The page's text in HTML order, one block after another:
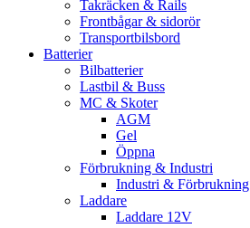
Takräcken & Rails
Frontbågar & sidorör
Transportbilsbord
Batterier
Bilbatterier
Lastbil & Buss
MC & Skoter
AGM
Gel
Öppna
Förbrukning & Industri
Industri & Förbrukning
Laddare
Laddare 12V